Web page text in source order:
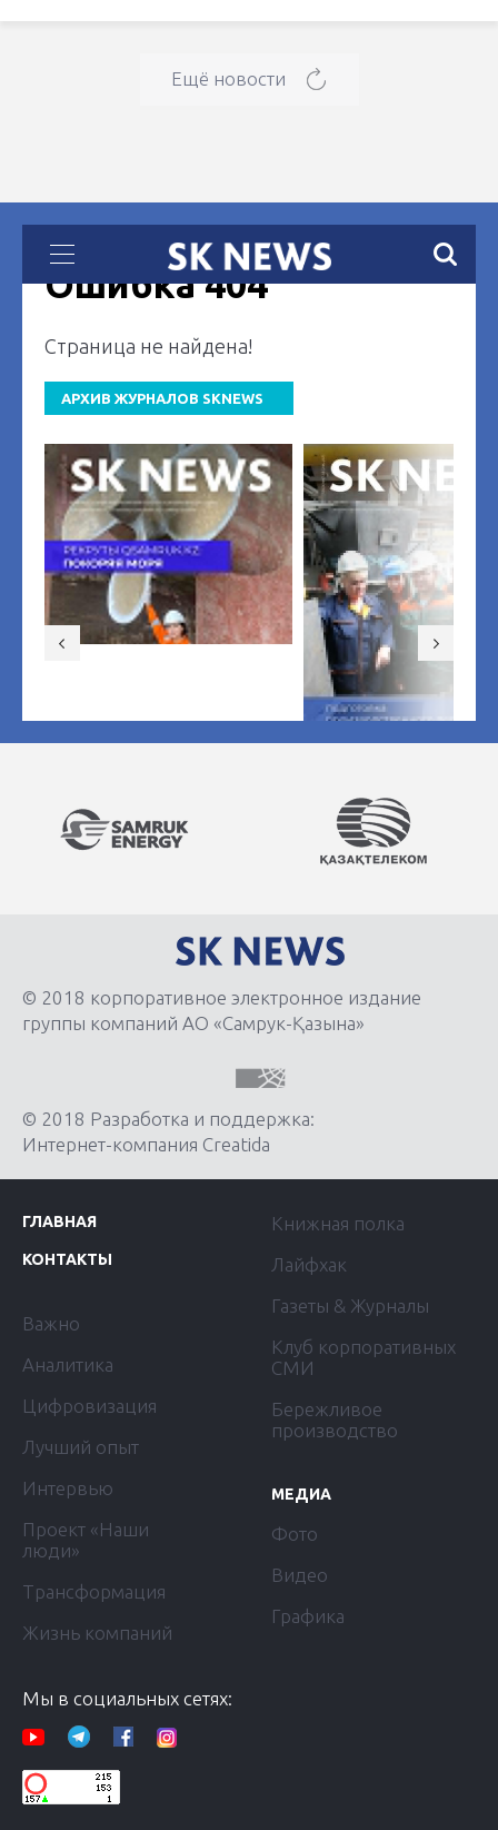
Ещё новости
© 2018 корпоративное электронное издание
группы компаний АО «Самрук-Қазына»
© 2018 Разработка и поддержка:
Интернет-компания Creatida
ГЛАВНАЯ
КОНТАКТЫ
Важно
Аналитика
Цифровизация
Лучший опыт
Интервью
Проект «Наши
люди»
Трансформация
Жизнь компаний
Книжная полка
Лайфхак
Газеты & Журналы
Клуб корпоративных
СМИ
Бережливое
производство
МЕДИА
Фото
Видео
Графика
Мы в социальных сетях: